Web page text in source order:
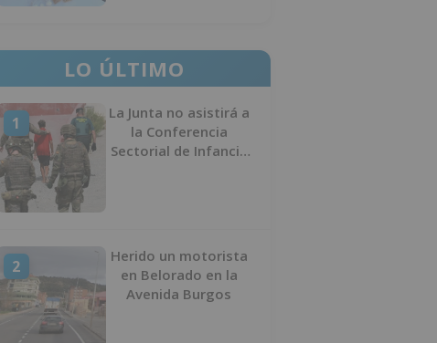
LO ÚLTIMO
1
La Junta no asistirá a
la Conferencia
Sectorial de Infancia
2
Herido un motorista
en Belorado en la
Avenida Burgos